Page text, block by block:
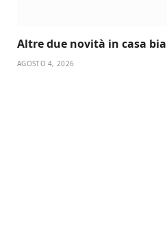
Altre due novità in casa
AGOSTO 4, 2026